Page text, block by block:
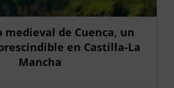
medieval de Cuenca, un
en Castilla-La
Mancha